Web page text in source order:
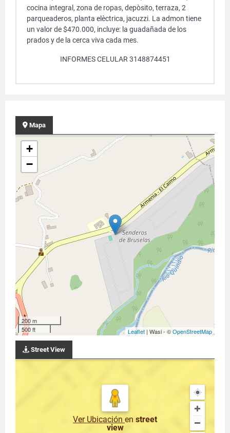
cocina integral, zona de ropas, depòsito, terraza, 2
parqueaderos, planta elèctrica, jacuzzi. La admon tiene
un valor de $470.000, incluye: la guadañada de los
prados y de la cerca viva cada mes.
INFORMES CELULAR 3148874451
Mapa
+
−
200 m
500 ft
Leaflet | Wasi - ©OpenStreetMap
Street View
Ver Ubicación en street
view